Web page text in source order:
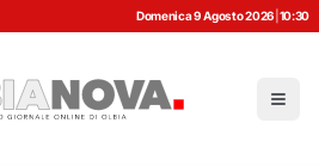
Domenica 9 Agosto 2026 10:30